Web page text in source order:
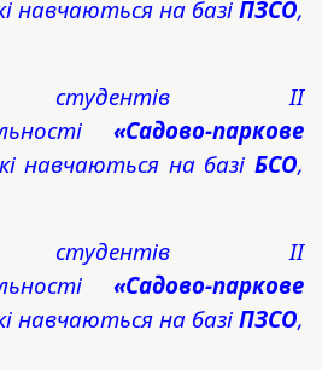
навчаються на базі ПЗСО,
студентів II
«Садово-паркове
навчаються на базі БСО,
студентів IІ
«Садово-паркове
навчаються на базі ПЗСО,